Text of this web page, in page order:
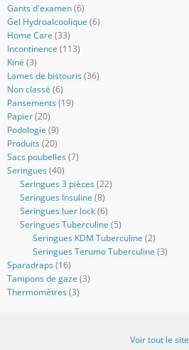
Gants d'examen (6)
Gel Hydroalcoolique (6)
Home Care (33)
Incontinence (113)
Kiné (3)
Lames de bistouris (36)
Non classé (6)
Pansements (19)
Papier (20)
Podologie (9)
Produits (20)
Sacs poubelles (7)
Seringues (40)
Seringues 3 pièces (22)
Seringues Insuline (8)
Seringues luer lock (6)
Seringues Tuberculine (5)
Seringues KDM Tuberculine (2)
Seringues Terumo Tuberculine (3)
Sparadraps (16)
Tampons de gaze (3)
Thermomètres (3)
Voir tout le site